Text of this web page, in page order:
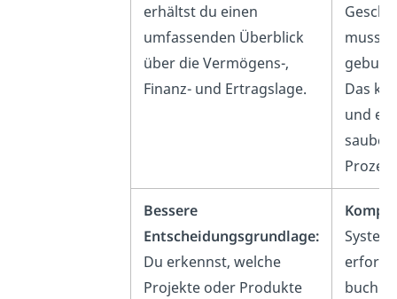
erhältst du einen
umfassenden Überblick
über die Vermögens-,
Finanz- und Ertragslage.
muss
Das
und
Bessere
Entscheidungsgrundlage:
Du erkennst, welche
Projekte oder Produkte